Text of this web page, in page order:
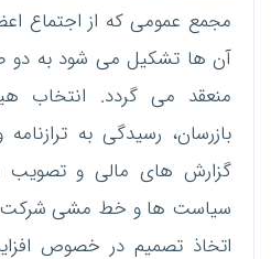
مجمع عمومی که از اجتماع
آن ها تشکیل می شود به دو
منعقد می گردد. انتخاب
بازرسان، رسیدگی به
گزارش های مالی و تصویب
سیاست ها و خط مشی شرکت
اتخاذ تصمیم در خصوص